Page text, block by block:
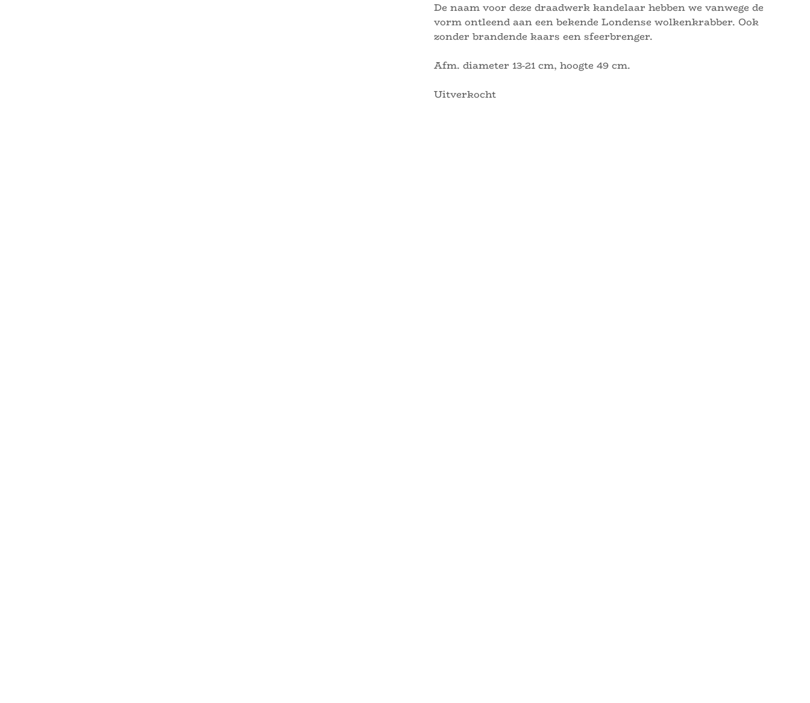
De naam voor deze draadwerk kandelaar hebben we vanwege de
vorm ontleend aan een bekende Londense wolkenkrabber. Ook
zonder brandende kaars een sfeerbrenger.
Afm. diameter 13-21 cm, hoogte 49 cm.
Uitverkocht